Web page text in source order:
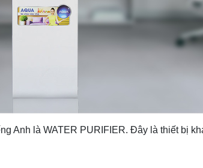
Anh là WATER PURIFIER. Đây là thiết bị